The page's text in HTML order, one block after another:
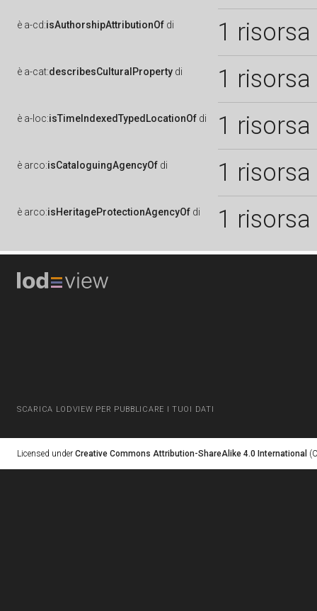
è a-cd:isAuthorshipAttributionOf di 1 risorsa
è a-cat:describesCulturalProperty di 1 risorsa
è a-loc:isTimeIndexedTypedLocationOf di 1 risorsa
è arco:isCataloguingAgencyOf di 1 risorsa
è arco:isHeritageProtectionAgencyOf di 1 risorsa
SCARICA LODVIEW PER PUBBLICARE I TUOI DATI
Licensed under Creative Commons Attribution-ShareAlike 4.0 International